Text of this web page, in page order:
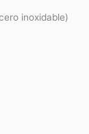
inoxidable)